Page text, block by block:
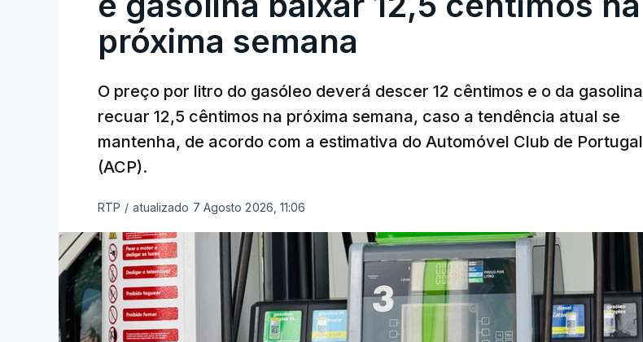
próxima semana
O preço por litro do gasóleo deverá descer 12 cêntimos e o da gasolina
recuar 12,5 cêntimos na próxima semana, caso a tendência atual se
mantenha, de acordo com a estimativa do Automóvel Club de Portugal
(ACP).
RTP / atualizado 7 Agosto 2026, 11:06